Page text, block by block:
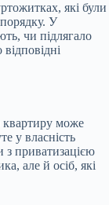
які були
У
чи підлягало
квартиру може
у власність
з приватизацією
але й осіб, які